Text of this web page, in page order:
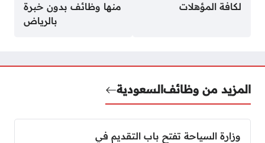
لكافة المؤهلات
منها وظائف بدون خبرة
بالرياض
المزيد من وظائفالسعودية
وزارة السياحة تفتح باب التقديم في